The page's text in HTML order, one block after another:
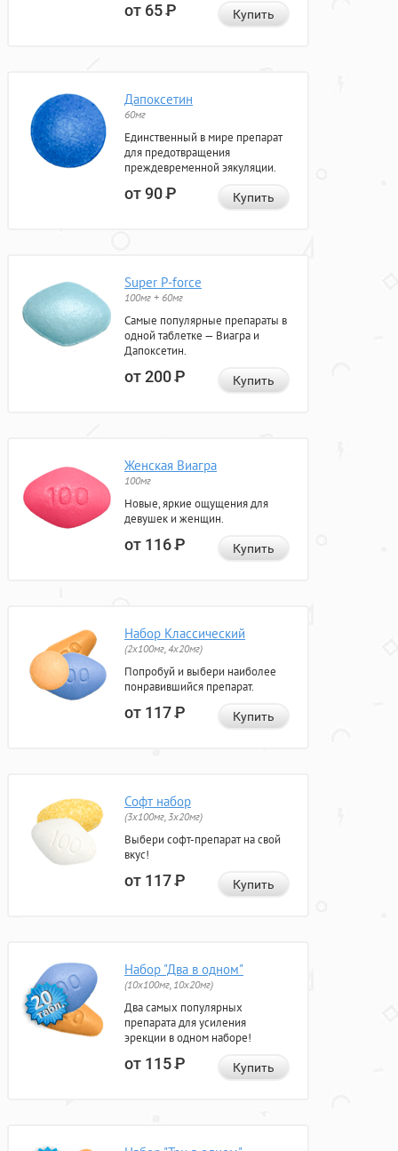
от 65Р Купить
Дапоксетин
60мг
Единственный в мире препарат
для предотвращения
преждевременной эякуляции.
от 90Р Купить
Super P-force
100мг + 60мг
Самые популярные препараты в
одной таблетке — Виагра и
Дапоксетин.
от 200Р Купить
Женская Виагра
100мг
Новые, яркие ощущения для
девушек и женщин.
от 116Р Купить
Набор Классический
(2x100мг, 4x20мг)
Попробуй и выбери наиболее
понравившийся препарат.
от 117Р Купить
Софт набор
(3x100мг, 3x20мг)
Выбери софт-препарат на свой
вкус!
от 117Р Купить
Набор "Два в одном"
(10x100мг, 10x20мг)
Два самых популярных
препарата для усиления
эрекции в одном наборе!
от 115Р Купить